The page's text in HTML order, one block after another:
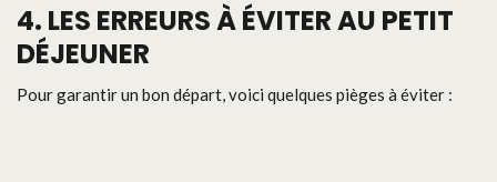
4. LES ERREURS À ÉVITER AU PETIT
DÉJEUNER
Pour garantir un bon départ, voici quelques pièges à éviter :